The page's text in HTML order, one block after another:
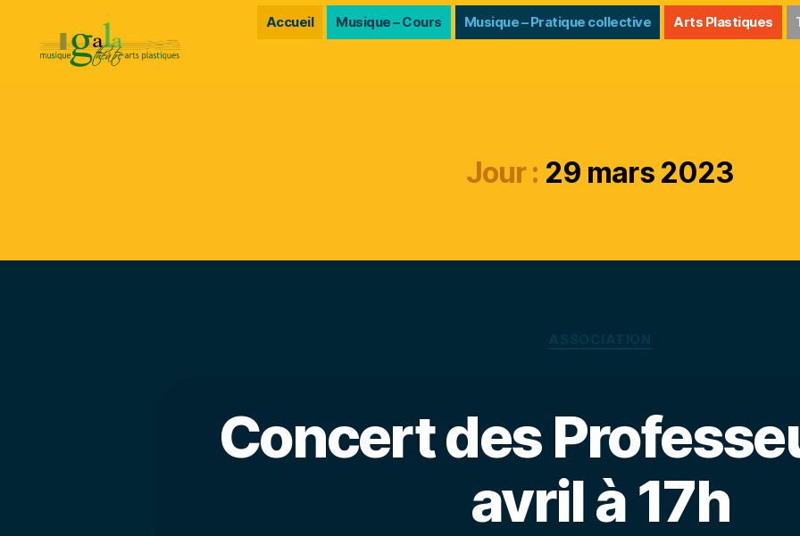
Accueil Musique – Cours Musique – Pratique collective Arts Plastiques
Jour : 29 mars 2023
Catégories
ASSOCIATION
Concert des
avril à 17h